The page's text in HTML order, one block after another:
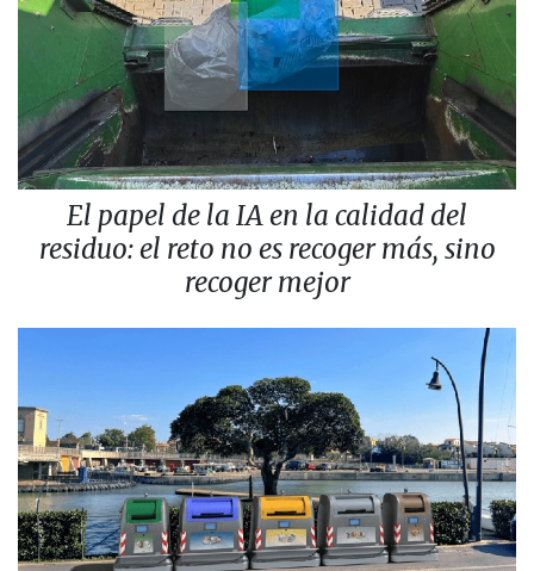
El papel de la IA en la calidad del
residuo: el reto no es recoger más, sino
recoger mejor